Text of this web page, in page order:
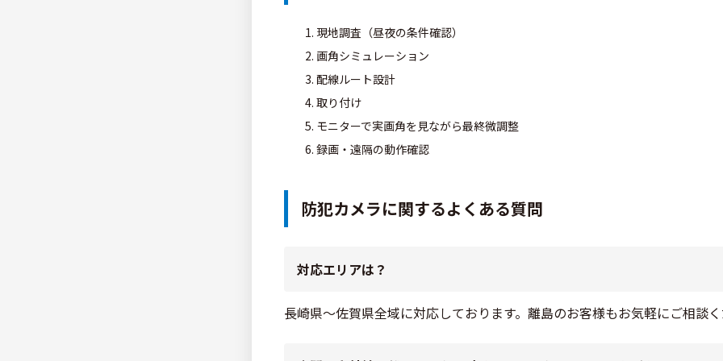
現地調査（昼夜の条件確認）
画角シミュレーション
配線ルート設計
取り付け
モニターで実画角を見ながら最終微調整
録画・遠隔の動作確認
防犯カメラに関するよくある質問
対応エリアは？
長崎県～佐賀県全域に対応しております。離島のお客様もお気軽にご相談